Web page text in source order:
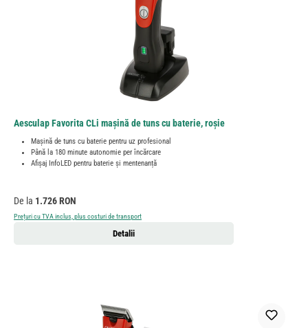
Aesculap Favorita CLi mașină de tuns cu baterie, roșie
Mașină de tuns cu baterie pentru uz profesional
Până la 180 minute autonomie per încărcare
Afișaj InfoLED pentru baterie și mentenanță
Preț obișnuit:
De la 1.726 RON
Prețuri cu TVA inclus, plus costuri de transport
Detalii